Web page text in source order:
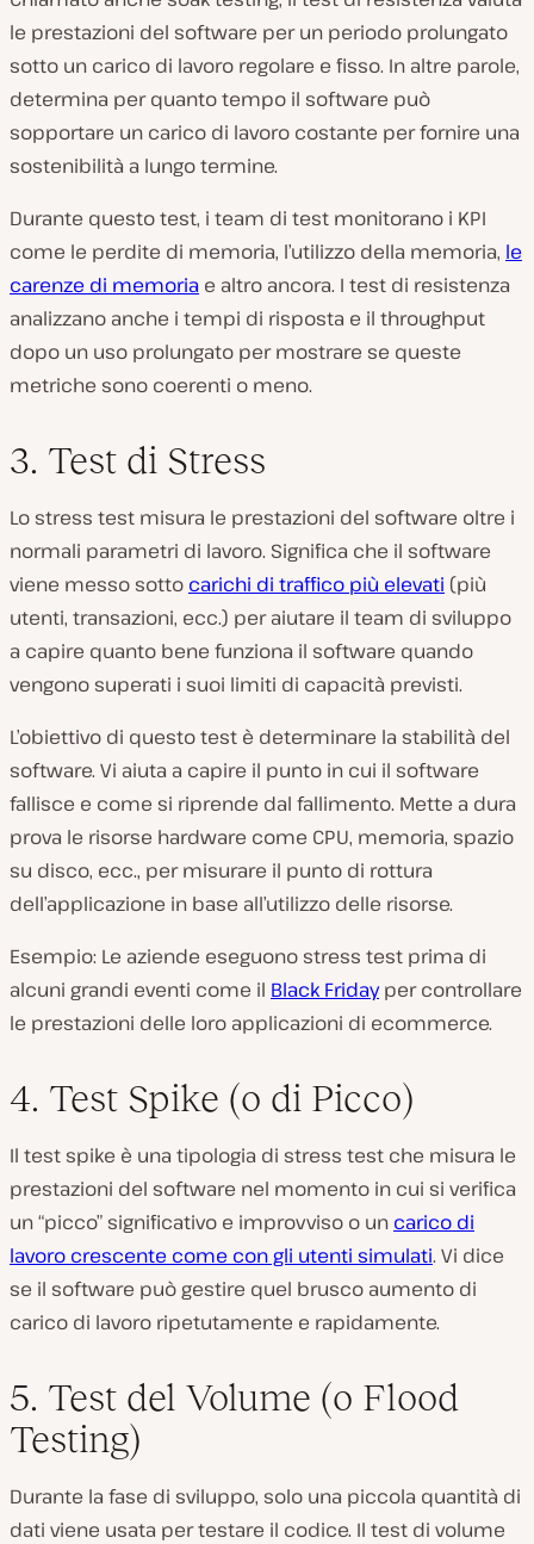
le prestazioni del software per un periodo prolungato
sotto un carico di lavoro regolare e fisso. In altre parole,
determina per quanto tempo il software può
sopportare un carico di lavoro costante per fornire una
sostenibilità a lungo termine.
Durante questo test, i team di test monitorano i KPI
come le perdite di memoria, l’utilizzo della memoria, le
carenze di memoria e altro ancora. I test di resistenza
analizzano anche i tempi di risposta e il throughput
dopo un uso prolungato per mostrare se queste
metriche sono coerenti o meno.
3. Test di Stress
Lo stress test misura le prestazioni del software oltre i
normali parametri di lavoro. Significa che il software
viene messo sotto carichi di traffico più elevati (più
utenti, transazioni, ecc.) per aiutare il team di sviluppo
a capire quanto bene funziona il software quando
vengono superati i suoi limiti di capacità previsti.
L’obiettivo di questo test è determinare la stabilità del
software. Vi aiuta a capire il punto in cui il software
fallisce e come si riprende dal fallimento. Mette a dura
prova le risorse hardware come CPU, memoria, spazio
su disco, ecc., per misurare il punto di rottura
dell’applicazione in base all’utilizzo delle risorse.
Esempio: Le aziende eseguono stress test prima di
alcuni grandi eventi come il Black Fridayper controllare
le prestazioni delle loro applicazioni di ecommerce.
4. Test Spike (o di Picco)
Il test spike è una tipologia di stress test che misura le
prestazioni del software nel momento in cui si verifica
un “picco” significativo e improvviso o un carico di
lavoro crescente come con gli utenti simulati. Vi dice
se il software può gestire quel brusco aumento di
carico di lavoro ripetutamente e rapidamente.
5. Test del Volume (o Flood
Testing)
Durante la fase di sviluppo, solo una piccola quantità di
dati viene usata per testare il codice. Il test di volume